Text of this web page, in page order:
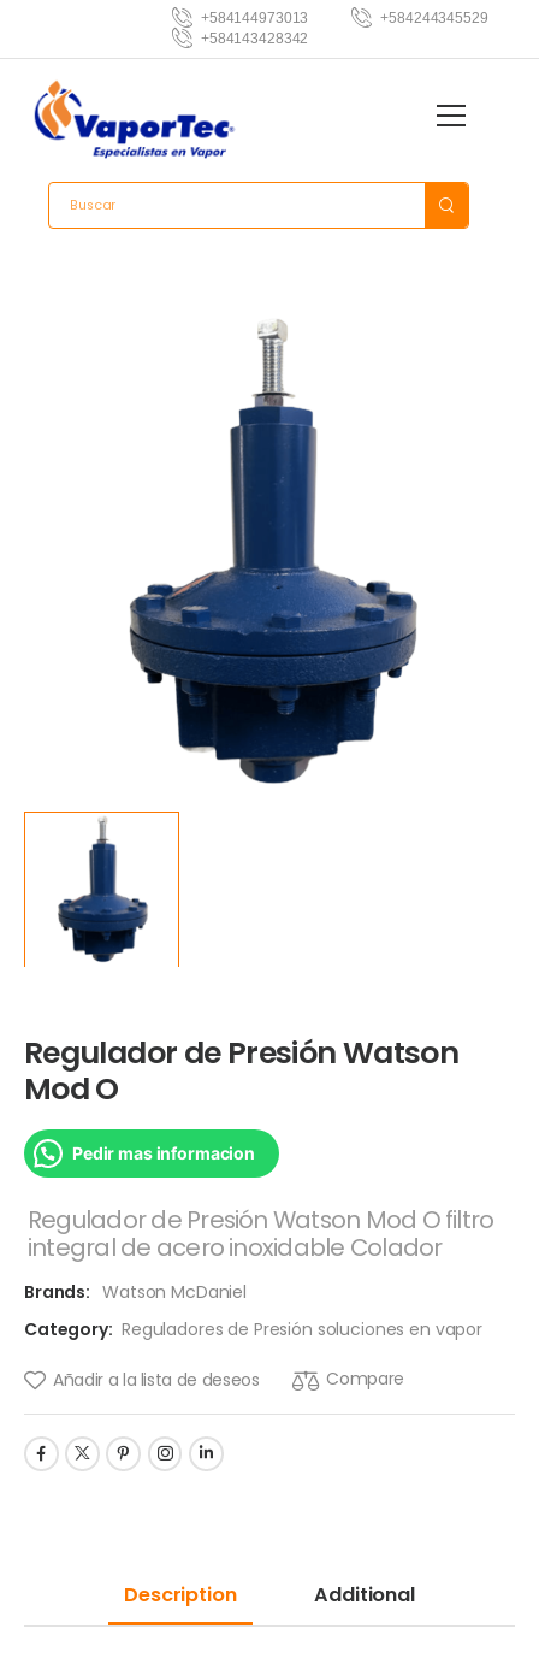
+584144973013
+584244345529
+584143428342
Regulador de Presión Watson
Mod O
Pedir mas informacion
Regulador de Presión Watson Mod O filtro
integral de acero inoxidable Colador
Brands: Watson McDaniel
Category: Reguladores de Presión soluciones en vapor
Añadir a la lista de deseos Compare
Description Additional